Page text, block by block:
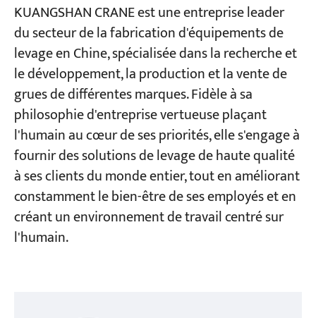
KUANGSHAN CRANE est une entreprise leader
du secteur de la fabrication d'équipements de
levage en Chine, spécialisée dans la recherche et
le développement, la production et la vente de
grues de différentes marques. Fidèle à sa
philosophie d'entreprise vertueuse plaçant
l'humain au cœur de ses priorités, elle s'engage à
fournir des solutions de levage de haute qualité
à ses clients du monde entier, tout en améliorant
constamment le bien-être de ses employés et en
créant un environnement de travail centré sur
l'humain.